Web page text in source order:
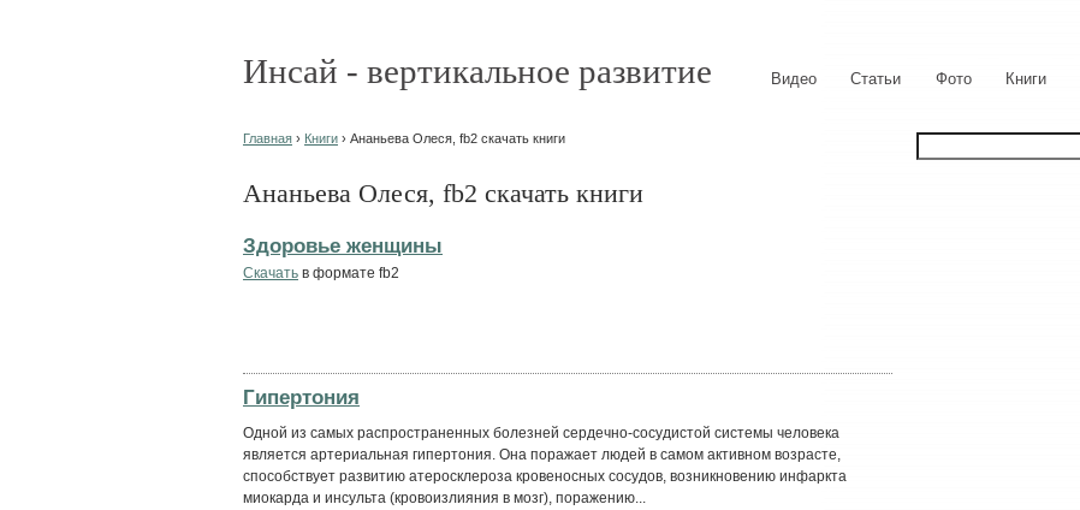
Инсай - вертикальное развитие Видео Статьи Фото Книги
Главная › Книги › Ананьева Олеся, fb2 скачать книги
Ананьева Олеся, fb2 скачать книги
Здоровье женщины
Скачать в формате fb2
Гипертония
Одной из самых распространенных болезней сердечно-сосудистой системы человека
является артериальная гипертония. Она поражает людей в самом активном возрасте,
способствует развитию атеросклероза кровеносных сосудов, возникновению инфаркта
миокарда и инсульта (кровоизлияния в мозг), поражению...